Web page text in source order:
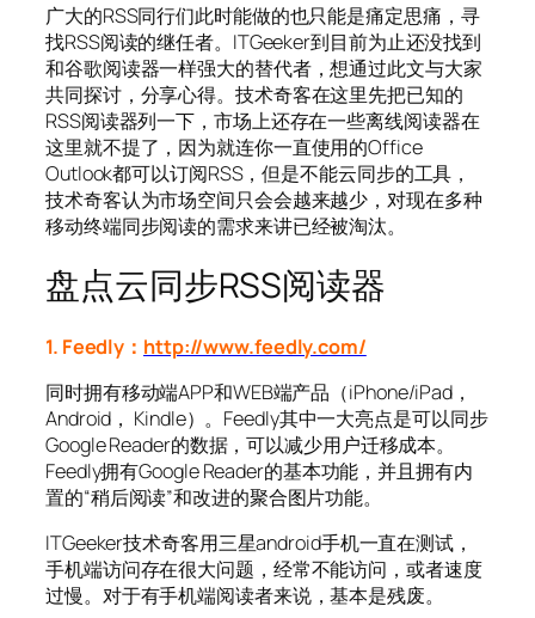
广大的RSS同行们此时能做的也只能是痛定思痛，寻
找RSS阅读的继任者。ITGeeker到目前为止还没找到
和谷歌阅读器一样强大的替代者，想通过此文与大家
共同探讨，分享心得。技术奇客在这里先把已知的
RSS阅读器列一下，市场上还存在一些离线阅读器在
这里就不提了，因为就连你一直使用的Office
Outlook都可以订阅RSS，但是不能云同步的工具，
技术奇客认为市场空间只会会越来越少，对现在多种
移动终端同步阅读的需求来讲已经被淘汰。
盘点云同步RSS阅读器
1. Feedly： http://www.feedly.com/
同时拥有移动端APP和WEB端产品（iPhone/iPad，
Android， Kindle）。Feedly其中一大亮点是可以同步
Google Reader的数据，可以减少用户迁移成本。
Feedly拥有Google Reader的基本功能，并且拥有内
置的“稍后阅读”和改进的聚合图片功能。
ITGeeker技术奇客用三星android手机一直在测试，
手机端访问存在很大问题，经常不能访问，或者速度
过慢。对于有手机端阅读者来说，基本是残废。